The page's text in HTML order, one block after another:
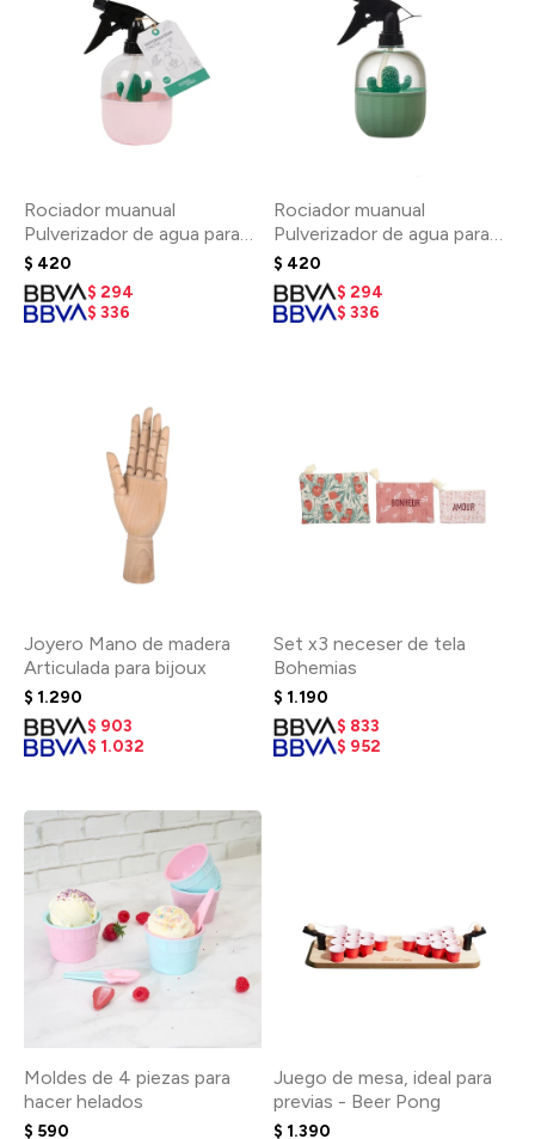
Rociador muanual
Pulverizador de agua para
plantas - Rosa
$ 420
$ 294
$ 336
Rociador muanual
Pulverizador de agua para
plantas - Verde
$ 420
$ 294
$ 336
Joyero Mano de madera
Articulada para bijoux
$ 1.290
$ 903
$ 1.032
Set x3 neceser de tela
Bohemias
$ 1.190
$ 833
$ 952
Moldes de 4 piezas para
hacer helados
$ 590
Juego de mesa, ideal para
previas - Beer Pong
$ 1.390